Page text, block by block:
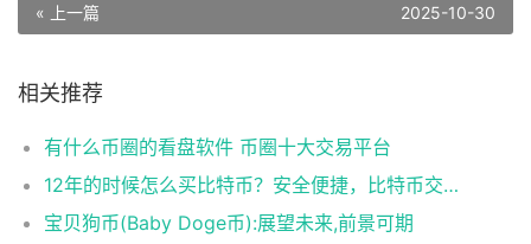
« 上一篇 2025-10-30
相关推荐
有什么币圈的看盘软件 币圈十大交易平台
12年的时候怎么买比特币？安全便捷，比特币交易首选
宝贝狗币(Baby Doge币):展望未来,前景可期